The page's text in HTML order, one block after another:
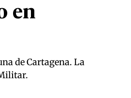
en
de Cartagena. La